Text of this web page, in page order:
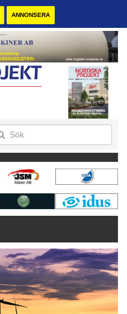
ANNONSERA